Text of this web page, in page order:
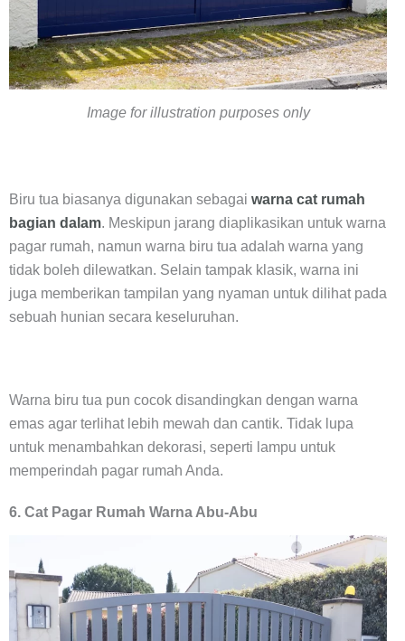
Image for illustration purposes only
Biru tua biasanya digunakan sebagai warna cat rumah
bagian dalam. Meskipun jarang diaplikasikan untuk warna
pagar rumah, namun warna biru tua adalah warna yang
tidak boleh dilewatkan. Selain tampak klasik, warna ini
juga memberikan tampilan yang nyaman untuk dilihat pada
sebuah hunian secara keseluruhan.
Warna biru tua pun cocok disandingkan dengan warna
emas agar terlihat lebih mewah dan cantik. Tidak lupa
untuk menambahkan dekorasi, seperti lampu untuk
memperindah pagar rumah Anda.
6. Cat Pagar Rumah Warna Abu-Abu